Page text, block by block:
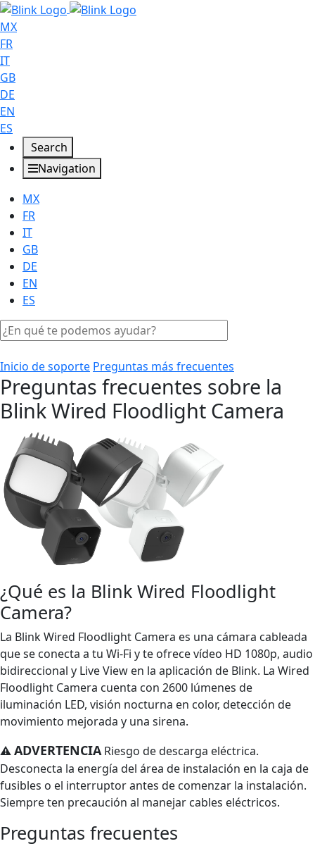
MX
FR
IT
GB
DE
EN
ES
Search
Navigation
MX
FR
IT
GB
DE
EN
ES
Inicio de soporte Preguntas más frecuentes
Preguntas frecuentes sobre la
Blink Wired Floodlight Camera
¿Qué es la Blink Wired Floodlight
Camera?
La Blink Wired Floodlight Camera es una cámara cableada
que se conecta a tu Wi-Fi y te ofrece vídeo HD 1080p, audio
bidireccional y Live View en la aplicación de Blink. La Wired
Floodlight Camera cuenta con 2600 lúmenes de
iluminación LED, visión nocturna en color, detección de
movimiento mejorada y una sirena.
⚠ADVERTENCIARiesgo de descarga eléctrica.
Desconecta la energía del área de instalación en la caja de
fusibles o el interruptor antes de comenzar la instalación.
Siempre ten precaución al manejar cables eléctricos.
Preguntas frecuentes